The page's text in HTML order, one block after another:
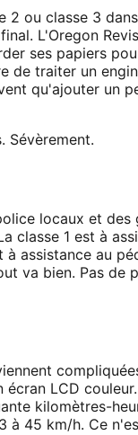
ou classe 3
L'Oregon
ses papiers
de traiter un
qu'ajouter un
Sévèrement.
locaux et
classe 1 est à
assistance au
va bien. Pas de
LCD
kilomètres-
à 45 km/h. Ce